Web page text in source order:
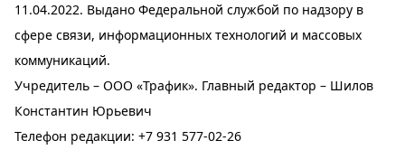
11.04.2022. Выдано Федеральной службой по надзору в
сфере связи, информационных технологий и массовых
коммуникаций.
Учредитель – ООО «Трафик». Главный редактор – Шилов
Константин Юрьевич
Телефон редакции: +7 931 577-02-26